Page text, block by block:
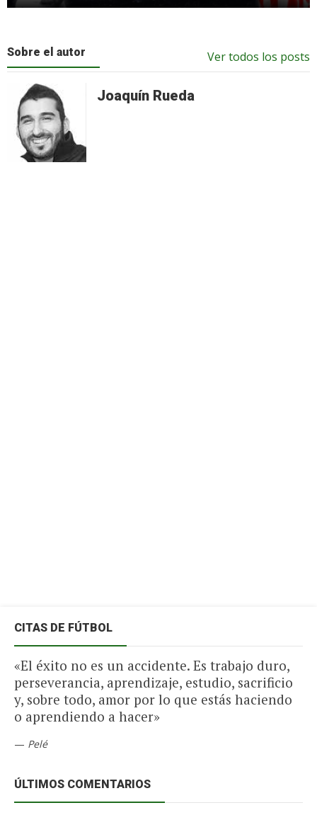
Sobre el autor Ver todos los posts
Joaquín Rueda
CITAS DE FÚTBOL
«El éxito no es un accidente. Es trabajo duro,
perseverancia, aprendizaje, estudio, sacrificio
y, sobre todo, amor por lo que estás haciendo
o aprendiendo a hacer»
— Pelé
ÚLTIMOS COMENTARIOS